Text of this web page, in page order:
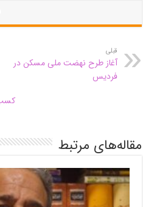
قبلی
آغاز طرح نهضت ملی مسکن در
فردیس
مقاله‌های مرتبط